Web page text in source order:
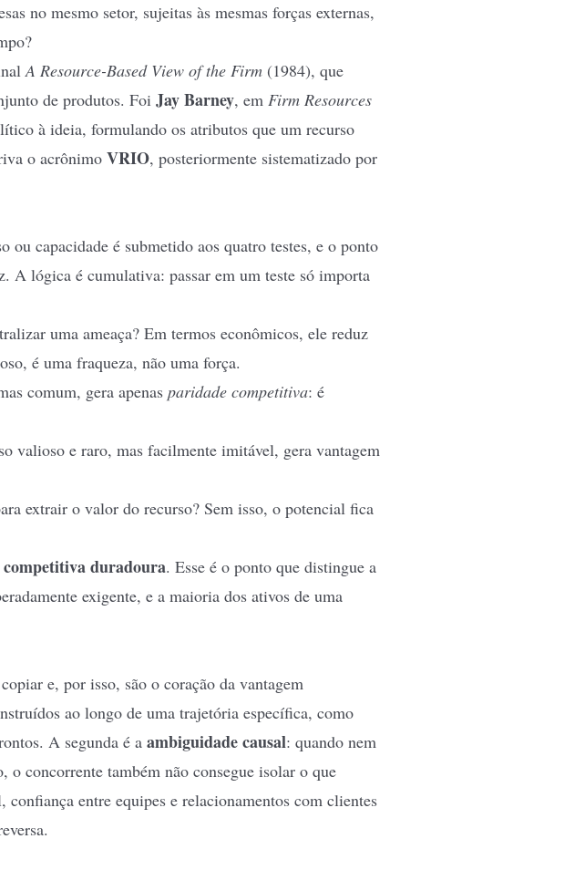
no mesmo setor, sujeitas às mesmas forças externas,
A Resource-Based View of the Firm (1984), que
de produtos. Foi Jay Barney, em Firm Resources
à ideia, formulando os atributos que um recurso
o acrônimo VRIO, posteriormente sistematizado por
capacidade é submetido aos quatro testes, e o ponto
A lógica é cumulativa: passar em um teste só importa
uma ameaça? Em termos econômicos, ele reduz
é uma fraqueza, não uma força.
comum, gera apenas paridade competitiva: é
valioso e raro, mas facilmente imitável, gera vantagem
extrair o valor do recurso? Sem isso, o potencial fica
competitiva duradoura. Esse é o ponto que distingue a
exigente, e a maioria dos ativos de uma
e, por isso, são o coração da vantagem
ao longo de uma trajetória específica, como
A segunda é a ambiguidade causal: quando nem
o concorrente também não consegue isolar o que
confiança entre equipes e relacionamentos com clientes